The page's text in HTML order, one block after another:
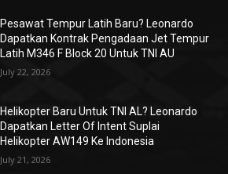
Pesawat Tempur Latih Baru? Leonardo
Dapatkan Kontrak Pengadaan Jet Tempur
Latih M346 F Block 20 Untuk TNI AU
July 22, 2026
Helikopter Baru Untuk TNI AL? Leonardo
Dapatkan Letter Of Intent Suplai
Helikopter AW149 Ke Indonesia
July 21, 2026